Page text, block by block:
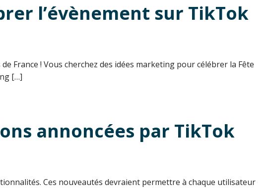
l’évènement sur TikTok
France ! Vous cherchez des idées marketing pour célébrer la Fête
[…]
annoncées par TikTok
Ces nouveautés devraient permettre à chaque utilisateur